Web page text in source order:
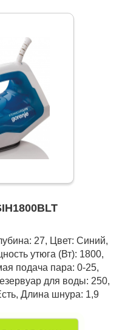
27, Цвет: Синий,
утюга (Вт): 1800,
подача пара: 0-25,
для воды: 250,
Длина шнура: 1,9